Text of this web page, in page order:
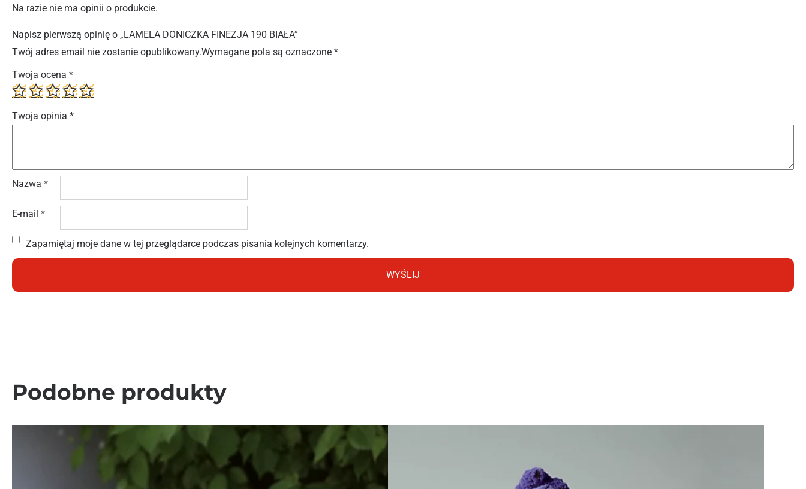
Na razie nie ma opinii o produkcie.
Napisz pierwszą opinię o „LAMELA DONICZKA FINEZJA 190 BIAŁA”
Twój adres email nie zostanie opublikowany.Wymagane pola są oznaczone *
Twoja ocena *
Twoja opinia *
Nazwa *
E-mail *
Zapamiętaj moje dane w tej przeglądarce podczas pisania kolejnych komentarzy.
Podobne produkty